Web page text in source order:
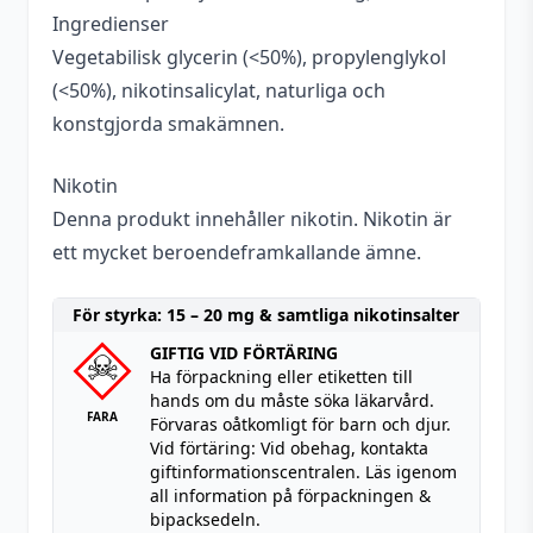
Ingredienser
Vegetabilisk glycerin (<50%), propylenglykol
(<50%), nikotinsalicylat, naturliga och
konstgjorda smakämnen.
Nikotin
Denna produkt innehåller nikotin. Nikotin är
ett mycket beroendeframkallande ämne.
För styrka: 15 – 20 mg & samtliga nikotinsalter
FARA
GIFTIG VID FÖRTÄRING
Ha förpackning eller etiketten till
hands om du måste söka läkarvård.
Förvaras oåtkomligt för barn och djur.
Vid förtäring: Vid obehag, kontakta
giftinformationscentralen. Läs igenom
all information på förpackningen &
bipacksedeln.